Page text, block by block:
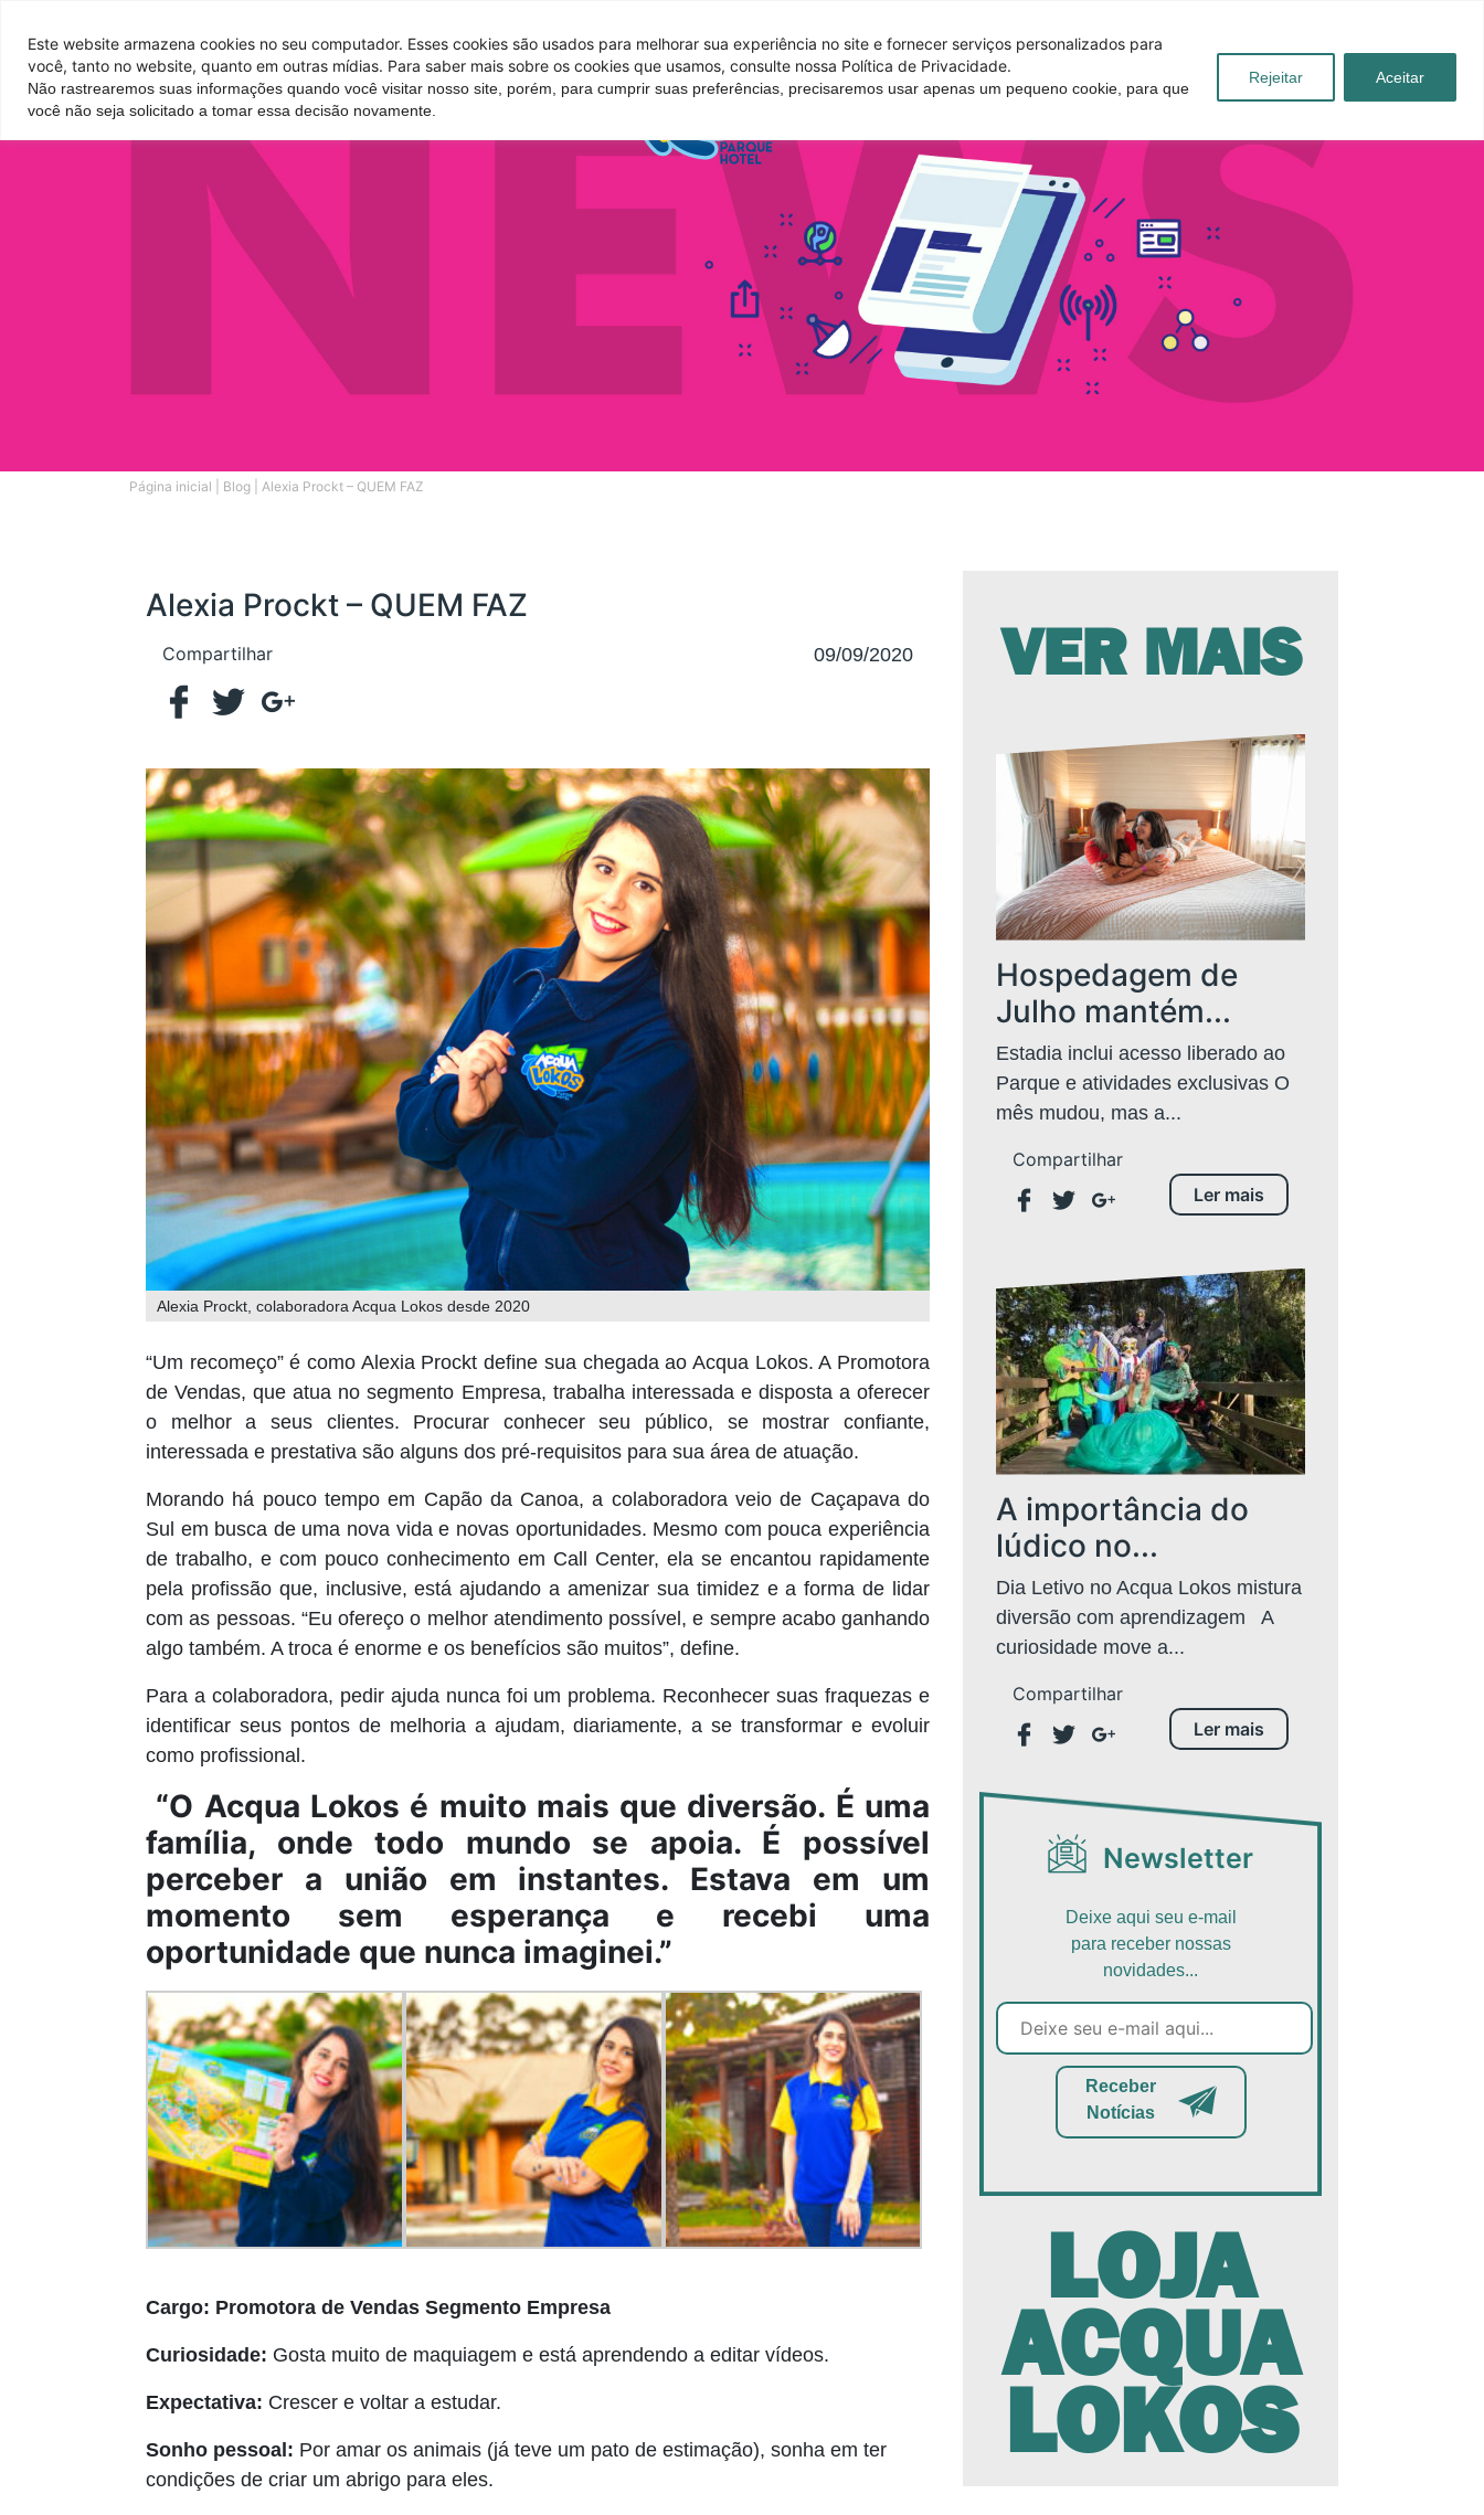
Este website armazena cookies no seu computador. Esses cookies são usados ​​para melhorar sua experiência no site e fornecer serviços personalizados para
você, tanto no website, quanto em outras mídias. Para saber mais sobre os cookies que usamos, consulte nossa Política de Privacidade.
Não rastrearemos suas informações quando você visitar nosso site, porém, para cumprir suas preferências, precisaremos usar apenas um pequeno cookie, para que
você não seja solicitado a tomar essa decisão novamente.
Rejeitar Aceitar
Parque Hotel Atrações Tire suas dúvidas Blog Contato
Página inicial Blog Alexia Prockt – QUEM FAZ
Alexia Prockt – QUEM FAZ
Compartilhar 09/09/2020
Alexia Prockt, colaboradora Acqua Lokos desde 2020
“Um recomeço” é como Alexia Prockt define sua chegada ao Acqua Lokos. A Promotora
de Vendas, que atua no segmento Empresa, trabalha interessada e disposta a oferecer
o melhor a seus clientes. Procurar conhecer seu público, se mostrar confiante,
interessada e prestativa são alguns dos pré-requisitos para sua área de atuação.
Morando há pouco tempo em Capão da Canoa, a colaboradora veio de Caçapava do
Sul em busca de uma nova vida e novas oportunidades. Mesmo com pouca experiência
de trabalho, e com pouco conhecimento em Call Center, ela se encantou rapidamente
pela profissão que, inclusive, está ajudando a amenizar sua timidez e a forma de lidar
com as pessoas. “Eu ofereço o melhor atendimento possível, e sempre acabo ganhando
algo também. A troca é enorme e os benefícios são muitos”, define.
Para a colaboradora, pedir ajuda nunca foi um problema. Reconhecer suas fraquezas e
identificar seus pontos de melhoria a ajudam, diariamente, a se transformar e evoluir
como profissional.
“O Acqua Lokos é muito mais que diversão. É uma
família, onde todo mundo se apoia. É possível
perceber a união em instantes. Estava em um
momento sem esperança e recebi uma
oportunidade que nunca imaginei.”
Cargo: Promotora de Vendas Segmento Empresa
Curiosidade: Gosta muito de maquiagem e está aprendendo a editar vídeos.
Expectativa: Crescer e voltar a estudar.
Sonho pessoal: Por amar os animais (já teve um pato de estimação), sonha em ter
condições de criar um abrigo para eles.
VER MAIS
Hospedagem de
Julho mantém...
Estadia inclui acesso liberado ao
Parque e atividades exclusivas O
mês mudou, mas a...
Compartilhar
Ler mais
A importância do
lúdico no...
Dia Letivo no Acqua Lokos mistura
diversão com aprendizagem A
curiosidade move a...
Compartilhar
Ler mais
Newsletter
Deixe aqui seu e-mail
para receber nossas
novidades...
Receber
Notícias
LOJA
ACQUA
LOKOS